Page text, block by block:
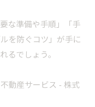
な準備や手順」「手
を防ぐコツ」が手に
るでしょう。
動産サービス - 株式